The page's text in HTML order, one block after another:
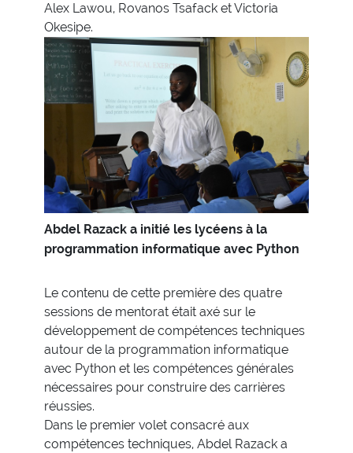
Alex Lawou, Rovanos Tsafack et Victoria
Okesipe.
Abdel Razack a initié les lycéens à la
programmation informatique avec Python
Le contenu de cette première des quatre
sessions de mentorat était axé sur le
développement de compétences techniques
autour de la programmation informatique
avec Python et les compétences générales
nécessaires pour construire des carrières
réussies.
Dans le premier volet consacré aux
compétences techniques, Abdel Razack a